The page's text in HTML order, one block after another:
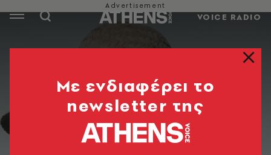
VOICE RADIO
Mε ενδιαφέρει το
newsletter της